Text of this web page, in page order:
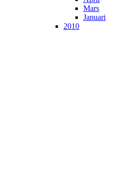
Mars
Januari
2010